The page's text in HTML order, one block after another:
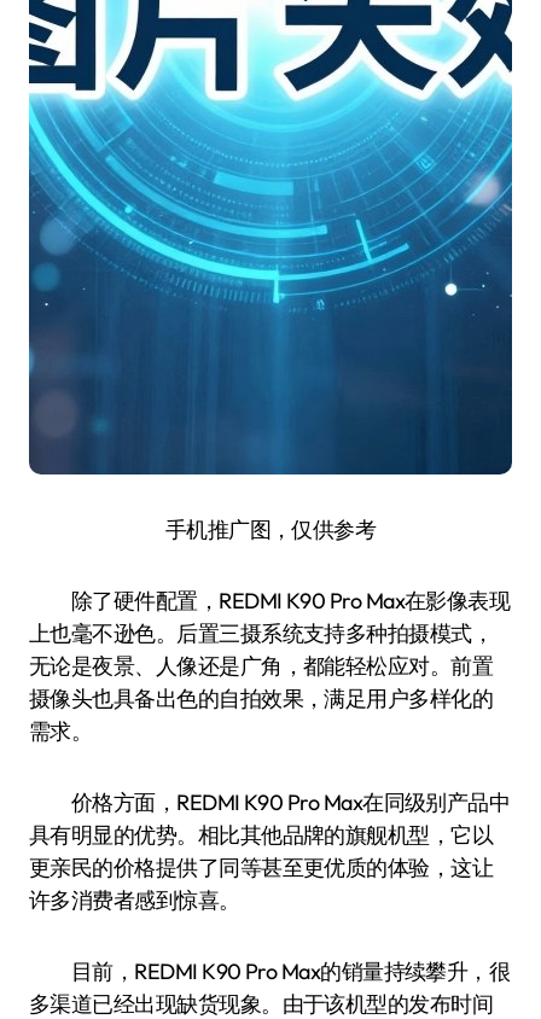
手机推广图，仅供参考
除了硬件配置，REDMI K90 Pro Max在影像表现
上也毫不逊色。后置三摄系统支持多种拍摄模式，
无论是夜景、人像还是广角，都能轻松应对。前置
摄像头也具备出色的自拍效果，满足用户多样化的
需求。
价格方面，REDMI K90 Pro Max在同级别产品中
具有明显的优势。相比其他品牌的旗舰机型，它以
更亲民的价格提供了同等甚至更优质的体验，这让
许多消费者感到惊喜。
目前，REDMI K90 Pro Max的销量持续攀升，很
多渠道已经出现缺货现象。由于该机型的发布时间